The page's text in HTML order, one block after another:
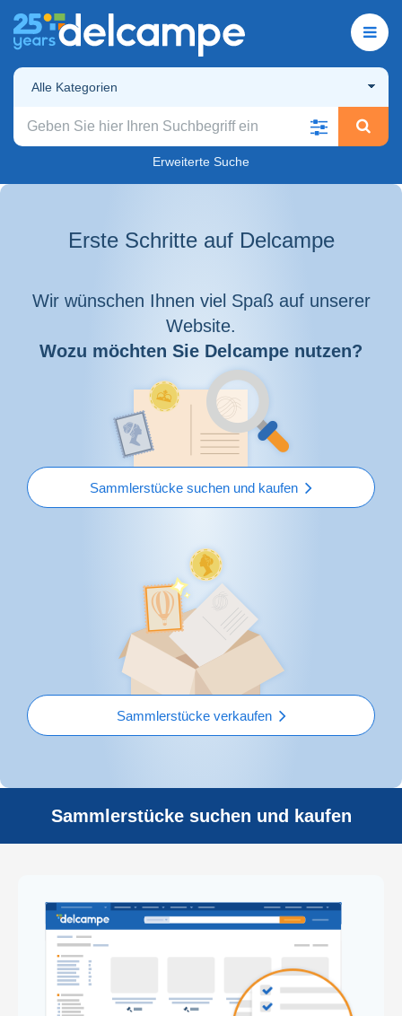
Alle Kategorien
Erweiterte Suche
Erste Schritte auf Delcampe
Wir wünschen Ihnen viel Spaß auf unserer
Website.
Wozu möchten Sie Delcampe nutzen?
Sammlerstücke suchen und kaufen
Sammlerstücke verkaufen
Sammlerstücke suchen und kaufen